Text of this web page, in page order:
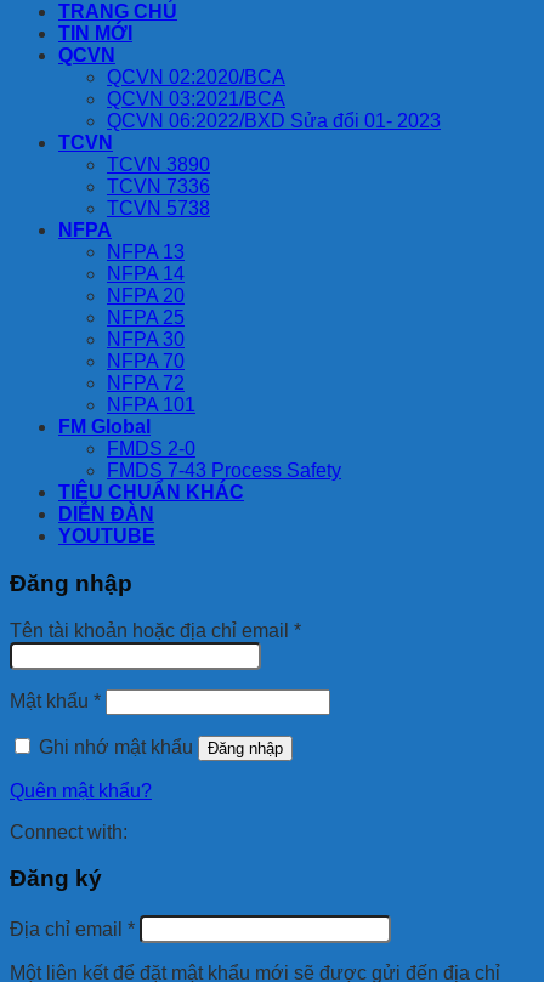
TRANG CHỦ
TIN MỚI
QCVN
QCVN 02:2020/BCA
QCVN 03:2021/BCA
QCVN 06:2022/BXD Sửa đổi 01- 2023
TCVN
TCVN 3890
TCVN 7336
TCVN 5738
NFPA
NFPA 13
NFPA 14
NFPA 20
NFPA 25
NFPA 30
NFPA 70
NFPA 72
NFPA 101
FM Global
FMDS 2-0
FMDS 7-43 Process Safety
TIÊU CHUẨN KHÁC
DIỄN ĐÀN
YOUTUBE
Đăng nhập
Tên tài khoản hoặc địa chỉ email *Bắt
Mật khẩu *Bắt
buộc
Ghi nhớ mật khẩu
Đăng nhập
Quên mật khẩu?
Connect with:
Đăng ký
Địa chỉ email *Bắt
buộc
Một liên kết để đặt mật khẩu mới sẽ được gửi đến địa chỉ